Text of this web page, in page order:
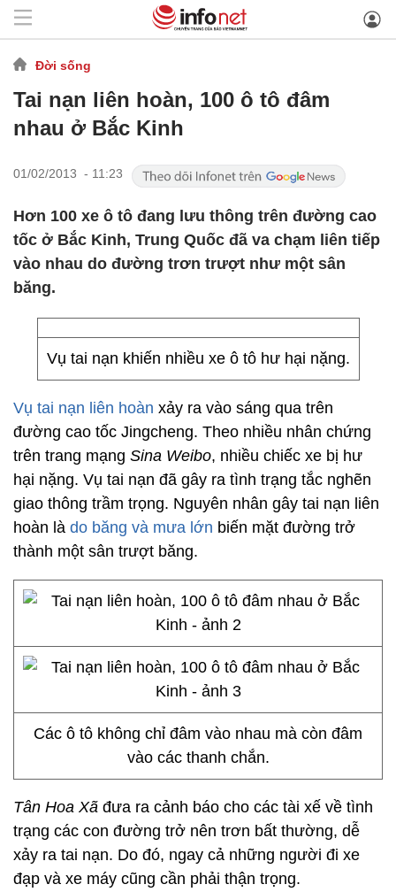
Đời sống
Tai nạn liên hoàn, 100 ô tô đâm
nhau ở Bắc Kinh
01/02/2013 - 11:23
Hơn 100 xe ô tô đang lưu thông trên đường cao
tốc ở Bắc Kinh, Trung Quốc đã va chạm liên tiếp
vào nhau do đường trơn trượt như một sân
băng.
Vụ tai nạn khiến nhiều xe ô tô hư hại nặng.
Vụ tai nạn liên hoàn xảy ra vào sáng qua trên
đường cao tốc Jingcheng. Theo nhiều nhân chứng
trên trang mạng Sina Weibo, nhiều chiếc xe bị hư
hại nặng. Vụ tai nạn đã gây ra tình trạng tắc nghẽn
giao thông trầm trọng. Nguyên nhân gây tai nạn liên
hoàn là do băng và mưa lớn biến mặt đường trở
thành một sân trượt băng.
Các ô tô không chỉ đâm vào nhau mà còn đâm
vào các thanh chắn.
Tân Hoa Xã đưa ra cảnh báo cho các tài xế về tình
trạng các con đường trở nên trơn bất thường, dễ
xảy ra tai nạn. Do đó, ngay cả những người đi xe
đạp và xe máy cũng cần phải thận trọng.